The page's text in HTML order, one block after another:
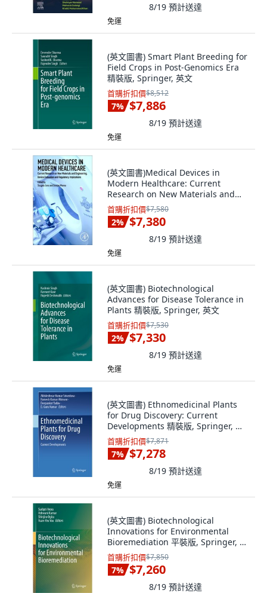
8/19 預計送達
免運
(英文圖書) Smart Plant Breeding for
Field Crops in Post-Genomics Era
精裝版, Springer, 英文
首購折扣價$8,512
7% $7,886
8/19 預計送達
免運
(英文圖書)Medical Devices in
Modern Healthcare: Current
Research on New Materials and
Engi... 平裝版, Academic Press, 英文
首購折扣價$7,580
2% $7,380
8/19 預計送達
免運
(英文圖書) Biotechnological
Advances for Disease Tolerance in
Plants 精裝版, Springer, 英文
首購折扣價$7,530
2% $7,330
8/19 預計送達
免運
(英文圖書) Ethnomedicinal Plants
for Drug Discovery: Current
Developments 精裝版, Springer, 英
文
首購折扣價$7,871
7% $7,278
8/19 預計送達
免運
(英文圖書) Biotechnological
Innovations for Environmental
Bioremediation 平裝版, Springer, 英
文
首購折扣價$7,850
7% $7,260
8/19 預計送達